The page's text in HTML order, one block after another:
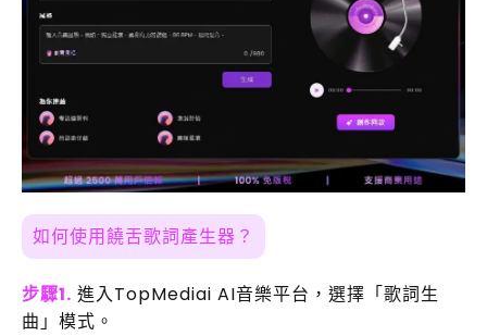
如何使用饒舌歌詞產生器？
步驟1. 進入TopMediai AI音樂平台，選擇「歌詞生
曲」模式。